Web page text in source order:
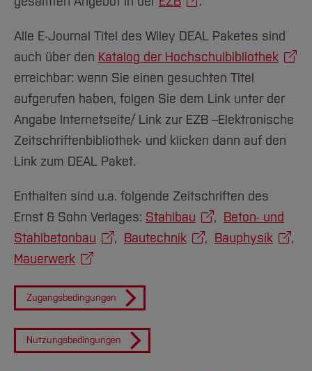
Forschung und Projekte
International
Team
Service
Studiengänge
Studieninteressierte
Aktuelles
Studium
Fachgruppen
Forschung und Entwicklung
International
Team
Amtliche Bekanntmachungen
Notfall-Infos
BO Shop
Familiengerechte Hochschule
Gleichstellung
Diskriminierungsfreie Hochschule
Vertretungen
Wahlen
Hochschulbibliothek
Hochschulkommunikation
International Office
Medienzentrum
qed-Stiftung
Alle E-Journal Titel des Wiley DEAL Paketes sind
auch über den Katalog der Hochschulbibliothek
erreichbar: wenn Sie einen gesuchten Titel
aufgerufen haben, folgen Sie dem Link unter der
Angabe Internetseite/ Link zur EZB –Elektronische
Zeitschriftenbibliothek- und klicken dann auf den
Link zum DEAL Paket.
Enthalten sind u.a. folgende Zeitschriften des
Ernst & Sohn Verlages: Stahlbau , Beton- und
Stahlbetonbau
, Bautechnik , Bauphysik
,
Mauerwerk
Zugangsbedingungen
Nutzungsbedingungen